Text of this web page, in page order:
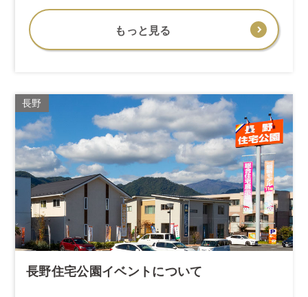
もっと見る
長野
長野住宅公園イベントについて